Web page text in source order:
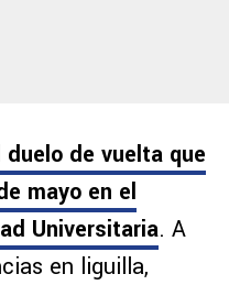
de vuelta que
mayo en el
Universitaria. A
en liguilla,